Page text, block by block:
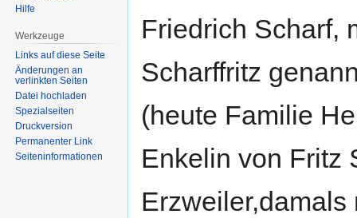
Friedrich Scharf,
Scharffritz
(heute Familie
Enkelin von Fritz
Hilfe
Werkzeuge
Links auf diese Seite
Änderungen an
verlinkten Seiten
Datei hochladen
Spezialseiten
Druckversion
Permanenter Link
Seiten­informationen